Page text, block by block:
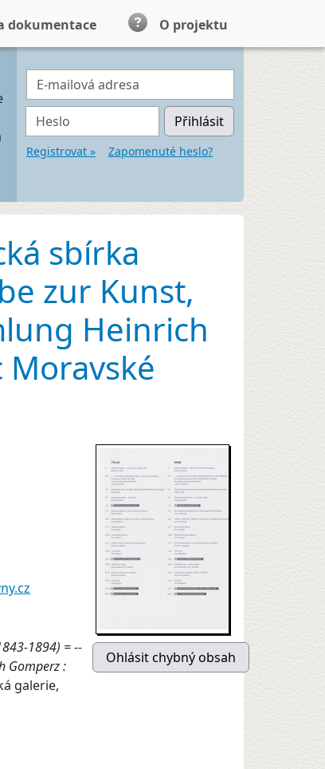
dokumentace O projektu
E-mailová adresa
Heslo Přihlásit
Registrovat » Zapomenuté heslo?
sbírka
zur Kunst,
Heinrich
Moravské
1894) = --
Gomperz :
galerie,